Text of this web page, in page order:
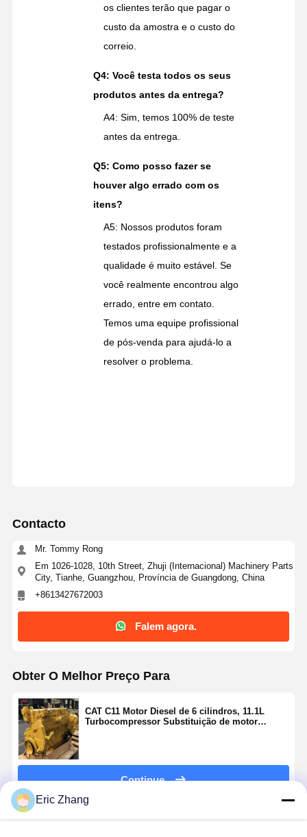
os clientes terão que pagar o
custo da amostra e o custo do
correio.
Q4: Você testa todos os seus
produtos antes da entrega?
A4: Sim, temos 100% de teste
antes da entrega.
Q5: Como posso fazer se
houver algo errado com os
itens?
A5: Nossos produtos foram
testados profissionalmente e a
qualidade é muito estável. Se
você realmente encontrou algo
errado, entre em contato.
Temos uma equipe profissional
de pós-venda para ajudá-lo a
resolver o problema.
Contacto
Mr. Tommy Rong
Em 1026-1028, 10th Street, Zhuji (Internacional) Machinery Parts
City, Tianhe, Guangzhou, Província de Guangdong, China
+8613427672003
Falem agora.
Obter O Melhor Preço Para
CAT C11 Motor Diesel de 6 cilindros, 11.1L
Turbocompressor Substituição de motor
Continue
Eric Zhang